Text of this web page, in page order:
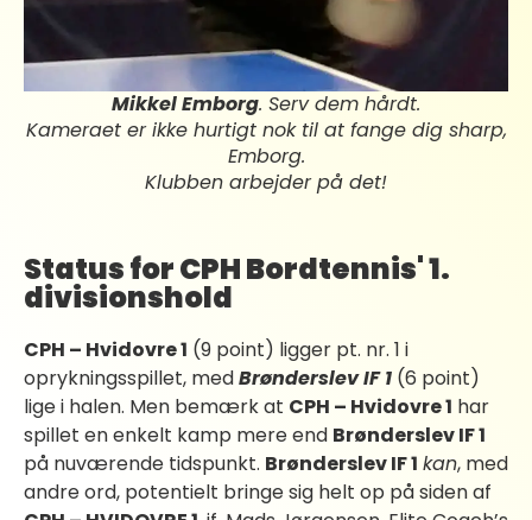
Mikkel Emborg. Serv dem hårdt.
Kameraet er ikke hurtigt nok til at fange dig sharp,
Emborg.
Klubben arbejder på det!
Status for CPH Bordtennis' 1.
divisionshold
CPH – Hvidovre 1 (9 point) ligger pt. nr. 1 i
oprykningsspillet, medBrønderslev IF 1 (6 point)
lige i halen. Men bemærk at CPH – Hvidovre 1 har
spillet en enkelt kamp mere end Brønderslev IF 1
på nuværende tidspunkt. Brønderslev IF 1 kan, med
andre ord, potentielt bringe sig helt op på siden af